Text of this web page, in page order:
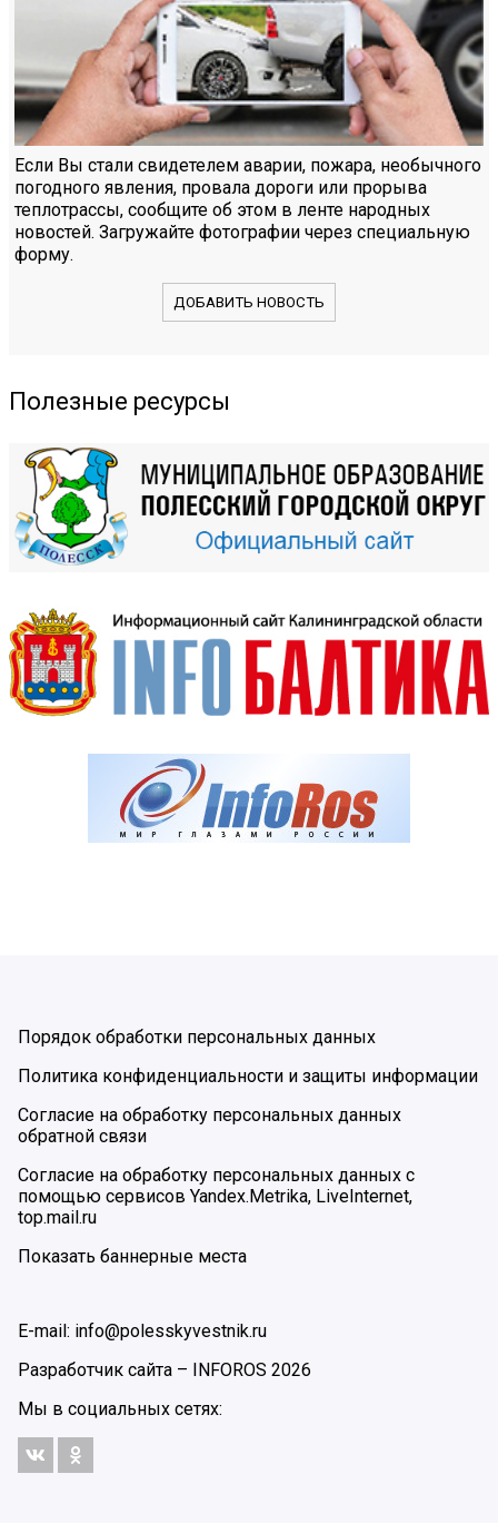
Если Вы стали свидетелем аварии, пожара, необычного
погодного явления, провала дороги или прорыва
теплотрассы, сообщите об этом в ленте народных
новостей. Загружайте фотографии через специальную
форму.
ДОБАВИТЬ НОВОСТЬ
Полезные ресурсы
Порядок обработки персональных данных
Политика конфиденциальности и защиты информации
Согласие на обработку персональных данных
обратной связи
Согласие на обработку персональных данных с
помощью сервисов Yandex.Metrika, LiveInternet,
top.mail.ru
Показать баннерные места
E-mail: info@polesskyvestnik.ru
Разработчик сайта – INFOROS 2026
Мы в социальных сетях: